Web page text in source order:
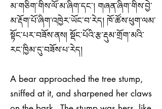
མ་གཅིག་གིས་ལོ་མ་ཞིག་དང་། གཞན་ཞིག་གིས་བྱེ་
མ་རྡོག་པོ་ཞིག་འཁྱེར་ཡོང་བ་རེད། ཁོ་ཚོས་ཕུག་ལམ་
སྟོང་པར་བཟོས་ནས། སྡོང་པོའི་རྩ་རྡུམ་གྲོག་མའི་
རང་ཁྱིམ་དུ་བཟོས་པ་རེད།
A bear approached the tree stump,
sniffed at it, and sharpened her claws